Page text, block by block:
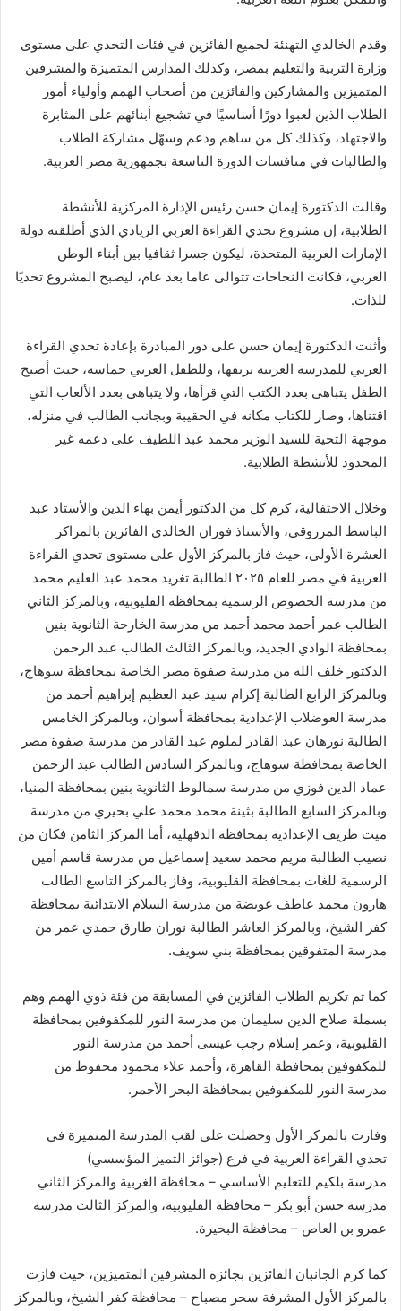
وقدم الخالدي التهنئة لجميع الفائزين في فئات التحدي على مستوى
وزارة التربية والتعليم بمصر، وكذلك المدارس المتميزة والمشرفين
المتميزين والمشاركين والفائزين من أصحاب الهمم وأولياء أمور
الطلاب الذين لعبوا دورًا أساسيًا في تشجيع أبنائهم على المثابرة
والاجتهاد، وكذلك كل من ساهم ودعم وسهّل مشاركة الطلاب
والطالبات في منافسات الدورة التاسعة بجمهورية مصر العربية.
وقالت الدكتورة إيمان حسن رئيس الإدارة المركزية للأنشطة
الطلابية، إن مشروع تحدي القراءة العربي الريادي الذي أطلقته دولة
الإمارات العربية المتحدة، ليكون جسرا ثقافيا بين أبناء الوطن
العربي، فكانت النجاحات تتوالى عاما بعد عام، ليصبح المشروع تحديًا
للذات.
وأثنت الدكتورة إيمان حسن على دور المبادرة بإعادة تحدي القراءة
العربي للمدرسة العربية بريقها، وللطفل العربي حماسه، حيث أصبح
الطفل يتباهى بعدد الكتب التي قرأها، ولا يتباهى بعدد الألعاب التي
اقتناها، وصار للكتاب مكانه في الحقيبة وبجانب الطالب في منزله،
موجهة التحية للسيد الوزير محمد عبد اللطيف على دعمه غير
المحدود للأنشطة الطلابية.
وخلال الاحتفالية، كرم كل من الدكتور أيمن بهاء الدين والأستاذ عبد
الباسط المرزوقي، والأستاذ فوزان الخالدي الفائزين بالمراكز
العشرة الأولى، حيث فاز بالمركز الأول على مستوى تحدي القراءة
العربية في مصر للعام ٢٠٢٥ الطالبة تغريد محمد عبد العليم محمد
من مدرسة الخصوص الرسمية بمحافظة القليوبية، وبالمركز الثاني
الطالب عمر أحمد محمد أحمد من مدرسة الخارجة الثانوية بنين
بمحافظة الوادي الجديد، وبالمركز الثالث الطالب عبد الرحمن
الدكتور خلف الله من مدرسة صفوة مصر الخاصة بمحافظة سوهاج،
وبالمركز الرابع الطالبة إكرام سيد عبد العظيم إبراهيم أحمد من
مدرسة العوضلاب الإعدادية بمحافظة أسوان، وبالمركز الخامس
الطالبة نورهان عبد القادر لملوم عبد القادر من مدرسة صفوة مصر
الخاصة بمحافظة سوهاج، وبالمركز السادس الطالب عبد الرحمن
عماد الدين فوزي من مدرسة سمالوط الثانوية بنين بمحافظة المنيا،
وبالمركز السابع الطالبة بثينة محمد محمد علي بحيري من مدرسة
ميت طريف الإعدادية بمحافظة الدقهلية، أما المركز الثامن فكان من
نصيب الطالبة مريم محمد سعيد إسماعيل من مدرسة قاسم أمين
الرسمية للغات بمحافظة القليوبية، وفاز بالمركز التاسع الطالب
هارون محمد عاطف عويضة من مدرسة السلام الابتدائية بمحافظة
كفر الشيخ، وبالمركز العاشر الطالبة نوران طارق حمدي عمر من
مدرسة المتفوقين بمحافظة بني سويف.
كما تم تكريم الطلاب الفائزين في المسابقة من فئة ذوي الهمم وهم
بسملة صلاح الدين سليمان من مدرسة النور للمكفوفين بمحافظة
القليوبية، وعمر إسلام رجب عيسى أحمد من مدرسة النور
للمكفوفين بمحافظة القاهرة، وأحمد علاء محمود محفوظ من
مدرسة النور للمكفوفين بمحافظة البحر الأحمر.
وفازت بالمركز الأول وحصلت علي لقب المدرسة المتميزة في
تحدي القراءة العربية في فرع (جوائز التميز المؤسسي)
مدرسة بلكيم للتعليم الأساسي – محافظة الغربية والمركز الثاني
مدرسة حسن أبو بكر – محافظة القليوبية، والمركز الثالث مدرسة
عمرو بن العاص – محافظة البحيرة.
كما كرم الجانبان الفائزين بجائزة المشرفين المتميزين، حيث فازت
بالمركز الأول المشرفة سحر مصباح – محافظة كفر الشيخ، وبالمركز